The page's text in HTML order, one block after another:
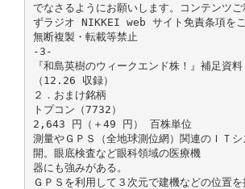
でなさるようにお願いします。コンテンツ
ずラジオ NIKKEI web サイト免責条項をご
無断複製・転載等禁止
-3-
『和島英樹のウィークエンド株！』補足
（12.26 収録）
２．おまけ銘柄
トプコン（7732）
2,643 円（＋49 円） 百株単位
測量やＧＰＳ（全地球測位網）関連のＩＴ
開。眼底検査など眼科領域の医療機
器にも強みがある。
ＧＰＳを利用して３次元で建機などの位置